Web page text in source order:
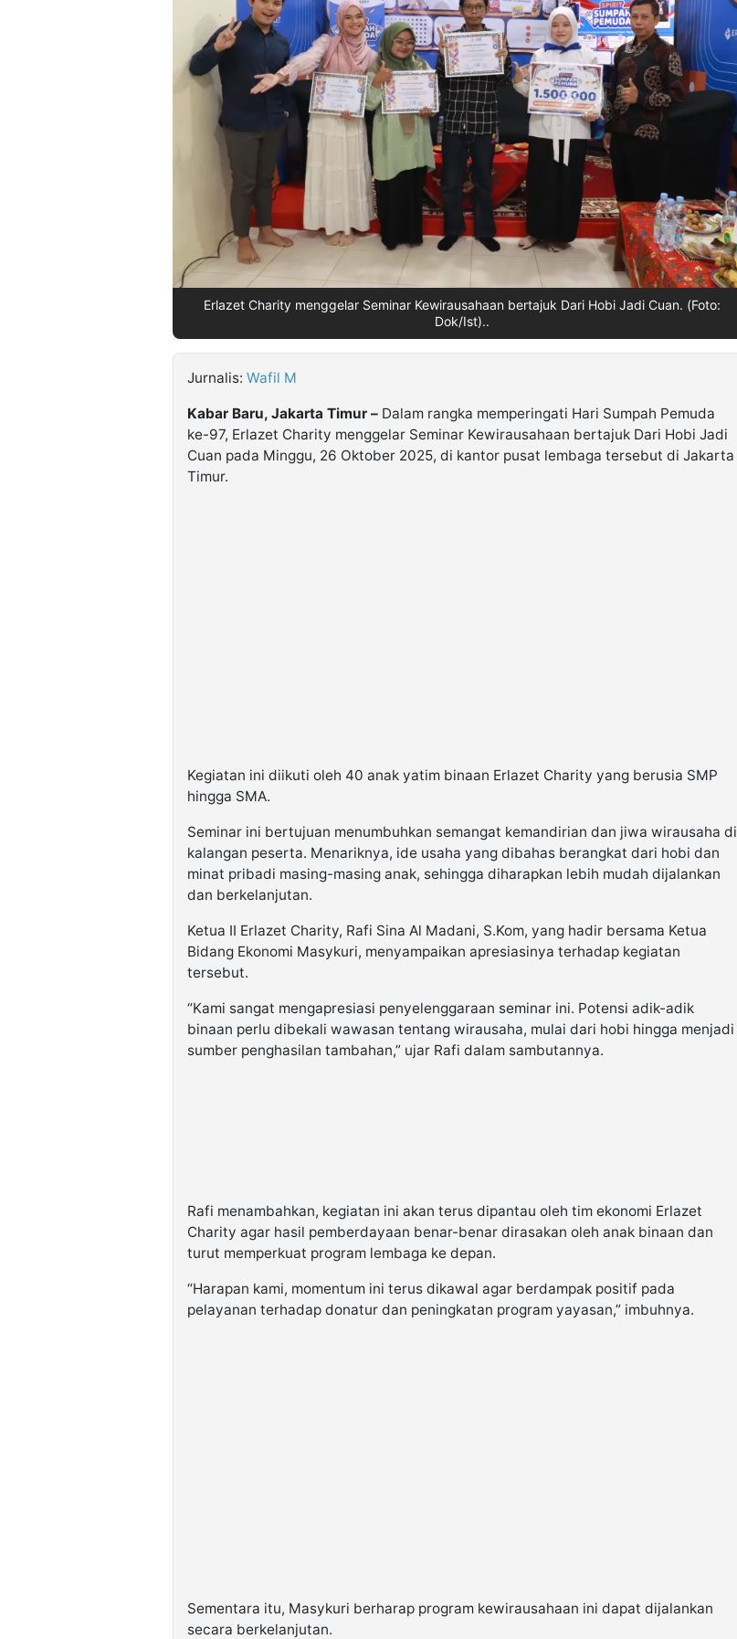
Erlazet Charity menggelar Seminar Kewirausahaan bertajuk Dari Hobi Jadi Cuan. (Foto:
Dok/Ist)..
Jurnalis: Wafil M
Kabar Baru, Jakarta Timur – Dalam rangka memperingati Hari Sumpah Pemuda
ke-97, Erlazet Charity menggelar Seminar Kewirausahaan bertajuk Dari Hobi Jadi
Cuan pada Minggu, 26 Oktober 2025, di kantor pusat lembaga tersebut di Jakarta
Timur.
Kegiatan ini diikuti oleh 40 anak yatim binaan Erlazet Charity yang berusia SMP
hingga SMA.
Seminar ini bertujuan menumbuhkan semangat kemandirian dan jiwa wirausaha di
kalangan peserta. Menariknya, ide usaha yang dibahas berangkat dari hobi dan
minat pribadi masing-masing anak, sehingga diharapkan lebih mudah dijalankan
dan berkelanjutan.
Ketua II Erlazet Charity, Rafi Sina Al Madani, S.Kom, yang hadir bersama Ketua
Bidang Ekonomi Masykuri, menyampaikan apresiasinya terhadap kegiatan
tersebut.
“Kami sangat mengapresiasi penyelenggaraan seminar ini. Potensi adik-adik
binaan perlu dibekali wawasan tentang wirausaha, mulai dari hobi hingga menjadi
sumber penghasilan tambahan,” ujar Rafi dalam sambutannya.
Rafi menambahkan, kegiatan ini akan terus dipantau oleh tim ekonomi Erlazet
Charity agar hasil pemberdayaan benar-benar dirasakan oleh anak binaan dan
turut memperkuat program lembaga ke depan.
“Harapan kami, momentum ini terus dikawal agar berdampak positif pada
pelayanan terhadap donatur dan peningkatan program yayasan,” imbuhnya.
Sementara itu, Masykuri berharap program kewirausahaan ini dapat dijalankan
secara berkelanjutan.